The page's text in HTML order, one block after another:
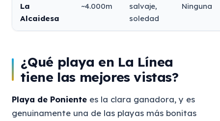
La
Alcaidesa
~4.000m
salvaje,
soledad
Ninguna
¿Qué playa en La Línea
tiene las mejores vistas?
Playa de Poniente es la clara ganadora, y es
genuinamente una de las playas más bonitas